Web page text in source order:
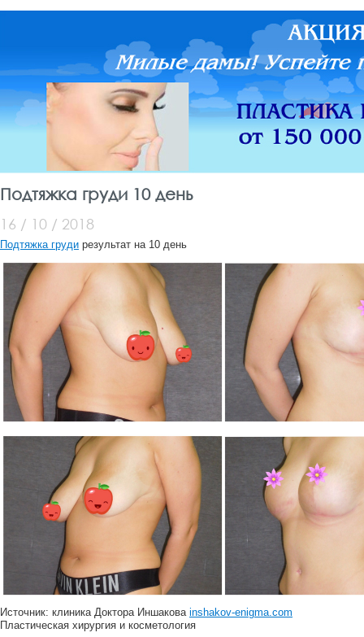
Подтяжка груди 10 день
16 / 10 / 2018
Подтяжка груди результат на 10 день
Источник: клиника Доктора Иншакова inshakov-enigma.com
Пластическая хирургия и косметология